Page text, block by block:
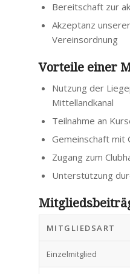
Bereitschaft zur
Akzeptanz
Vereinsordnung
Vorteile einer
Nutzung der
Mittellandkanal
Teilnahme an
Gemeinschaft mit
Zugang zum
Unterstützung
MITGLIEDSART
Einzelmitglied